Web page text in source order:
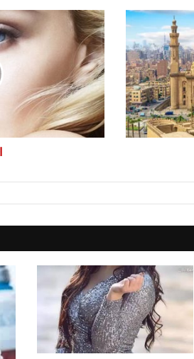
انا
خوّاف